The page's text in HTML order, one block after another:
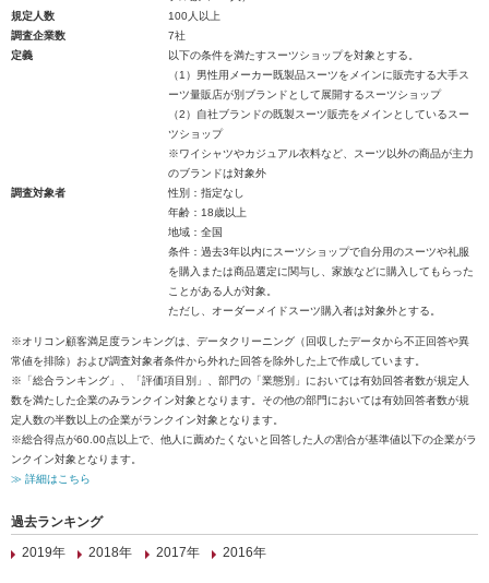
規定人数
100人以上
調査企業数
7社
定義
以下の条件を満たすスーツショップを対象とする。
（1）男性用メーカー既製品スーツをメインに販売する大手ス
ーツ量販店が別ブランドとして展開するスーツショップ
（2）自社ブランドの既製スーツ販売をメインとしているスー
ツショップ
※ワイシャツやカジュアル衣料など、スーツ以外の商品が主力
のブランドは対象外
調査対象者
性別：指定なし
年齢：18歳以上
地域：全国
条件：過去3年以内にスーツショップで自分用のスーツや礼服
を購入または商品選定に関与し、家族などに購入してもらった
ことがある人が対象。
ただし、オーダーメイドスーツ購入者は対象外とする。
※オリコン顧客満足度ランキングは、データクリーニング（回収したデータから不正回答や異
常値を排除）および調査対象者条件から外れた回答を除外した上で作成しています。
※「総合ランキング」、「評価項目別」、部門の「業態別」においては有効回答者数が規定人
数を満たした企業のみランクイン対象となります。その他の部門においては有効回答者数が規
定人数の半数以上の企業がランクイン対象となります。
※総合得点が60.00点以上で、他人に薦めたくないと回答した人の割合が基準値以下の企業がラ
ンクイン対象となります。
≫ 詳細はこちら
過去ランキング
2019年
2018年 2017年 2016年